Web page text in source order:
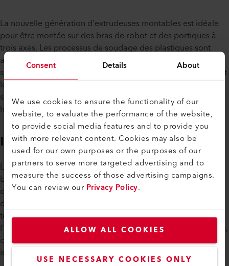
Consent Details About
We use cookies to ensure the functionality of our
website, to evaluate the performance of the website,
to provide social media features and to provide you
with more relevant content. Cookies may also be
used for our own purposes or the purposes of our
partners to serve more targeted advertising and to
measure the success of those advertising campaigns.
You can review ourPrivacy Policy.
ALLOW ALL COOKIES
USE NECESSARY COOKIES ONLY
La nouvelle génération d'extrudeuses montables est idéale
pour être montée sur des bras de robot et des portiques à
trois axes. Les processus de soudage des plastiques sont
ainsi automatisés, ce qui permet d'effectuer des travaux de
soudage particulièrement précis et rapides, tout en réduisant
les coûts de personnel. En outre, les extrudeuses montables
sont utilisées dans les industries où le risque pour la santé
humaine est accru.
Impression en 3D
Les modules d’extrusion, conçus pour être montés sur des
bras robotiques, offrent de nouvelles possibilités en matière
d’impression 3D. En plus de l’impression verticale, il est
désormais possible d’imprimer horizontalement et dans
toutes les autres directions. Un autre avantage est
l’impression 3D à des échelles allant jusqu’à plusieurs mètres,
chose qui est généralement impossible avec les petites
imprimantes 3D.